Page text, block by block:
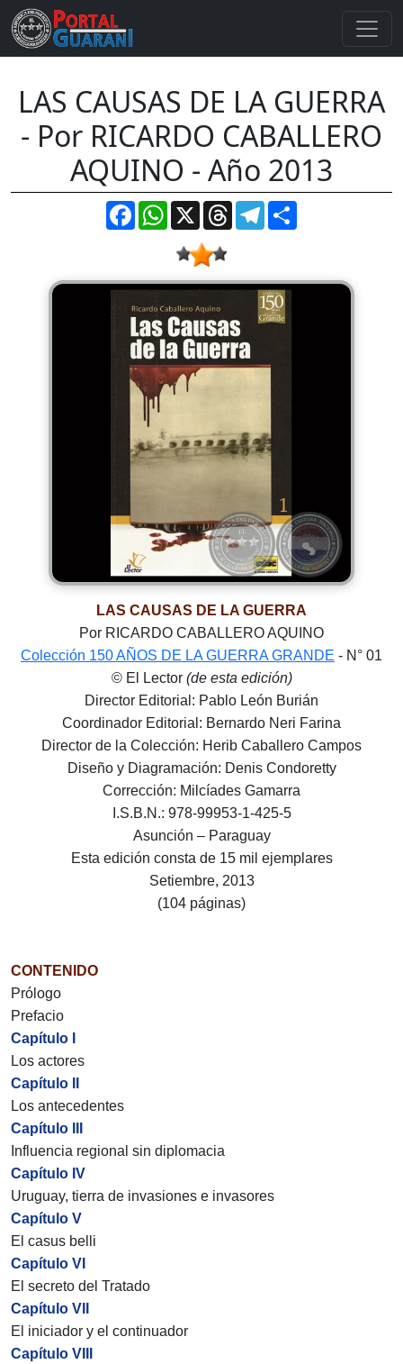
LAS CAUSAS DE LA GUERRA
- Por RICARDO CABALLERO
AQUINO - Año 2013
FacebookWhatsApp
X ThreadsTelegram
LAS CAUSAS DE LA GUERRA
Por RICARDO CABALLERO AQUINO
Colección 150 AÑOS DE LA GUERRA GRANDE - N° 01
© El Lector (de esta edición)
Director Editorial: Pablo León Burián
Coordinador Editorial: Bernardo Neri Farina
Director de la Colección: Herib Caballero Campos
Diseño y Diagramación: Denis Condoretty
Corrección: Milcíades Gamarra
I.S.B.N.: 978-99953-1-425-5
Asunción – Paraguay
Esta edición consta de 15 mil ejemplares
Setiembre, 2013
(104 páginas)
CONTENIDO
Prólogo
Prefacio
Capítulo I
Los actores
Capítulo II
Los antecedentes
Capítulo III
Influencia regional sin diplomacia
Capítulo IV
Uruguay, tierra de invasiones e invasores
Capítulo V
El casus belli
Capítulo VI
El secreto del Tratado
Capítulo VII
El iniciador y el continuador
Capítulo VIII